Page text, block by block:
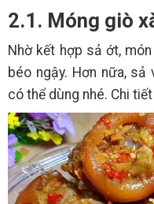
2.1. Móng giò
Nhờ kết hợp sả ớt,
béo ngậy. Hơn nữa,
có thể dùng nhé. Chi